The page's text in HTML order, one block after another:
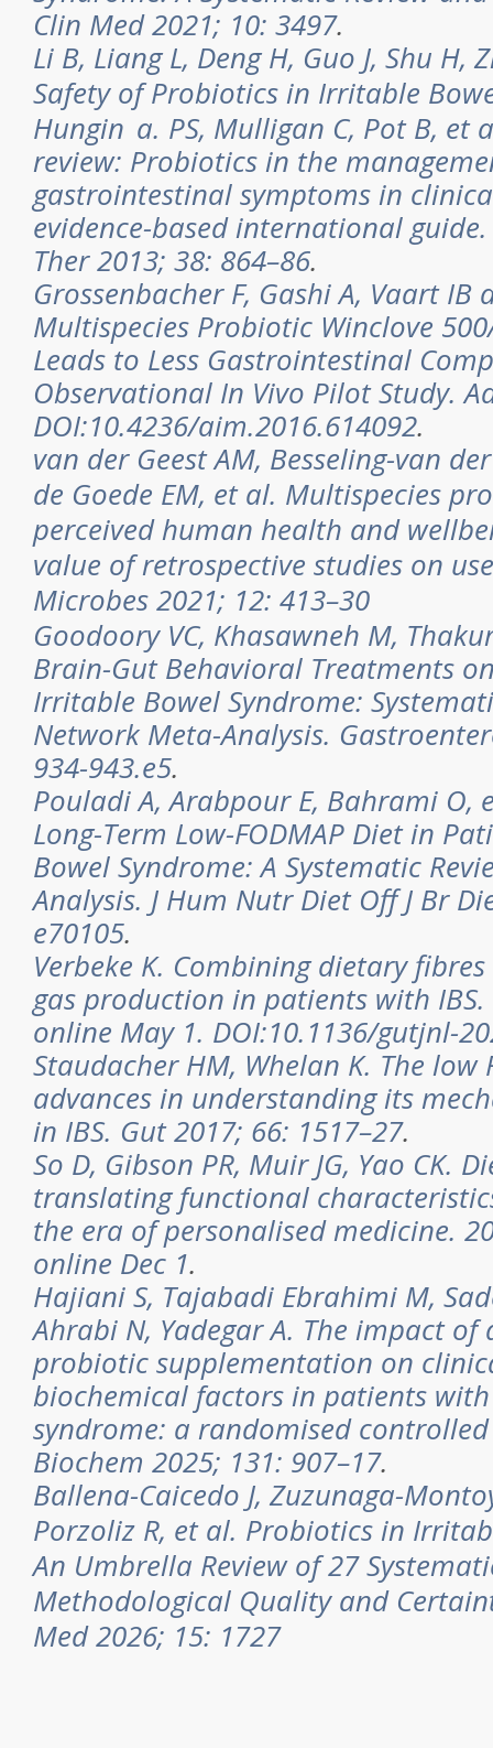
Clin Med 2021; 10: 3497.
Li B, Liang L, Deng H, Guo J, Shu H,
Safety of Probiotics in Irritable
Hungin a. PS, Mulligan C, Pot B, et
review: Probiotics in the
gastrointestinal symptoms in
evidence-based international
Ther 2013; 38: 864–86.
Grossenbacher F, Gashi A, Vaart IB
Multispecies Probiotic Winclove
Leads to Less Gastrointestinal
Observational In Vivo Pilot Study.
DOI:10.4236/aim.2016.614092.
van der Geest AM, Besseling-van
de Goede EM, et al. Multispecies
perceived human health and
value of retrospective studies on
Microbes 2021; 12: 413–30
Goodoory VC, Khasawneh M,
Brain-Gut Behavioral Treatments
Irritable Bowel Syndrome:
Network Meta-Analysis.
934-943.e5.
Pouladi A, Arabpour E, Bahrami O,
Long-Term Low-FODMAP Diet in
Bowel Syndrome: A Systematic
Analysis. J Hum Nutr Diet Off J Br
e70105.
Verbeke K. Combining dietary
gas production in patients with
online May 1. DOI:10.1136/gutjnl-
Staudacher HM, Whelan K. The low
advances in understanding its
in IBS. Gut 2017; 66: 1517–27.
So D, Gibson PR, Muir JG, Yao CK.
translating functional
the era of personalised medicine.
online Dec 1.
Hajiani S, Tajabadi Ebrahimi M,
Ahrabi N, Yadegar A. The impact of
probiotic supplementation on
biochemical factors in patients
syndrome: a randomised
Biochem 2025; 131: 907–17.
Ballena-Caicedo J, Zuzunaga-
Porzoliz R, et al. Probiotics in
An Umbrella Review of 27
Methodological Quality and
Med 2026; 15: 1727